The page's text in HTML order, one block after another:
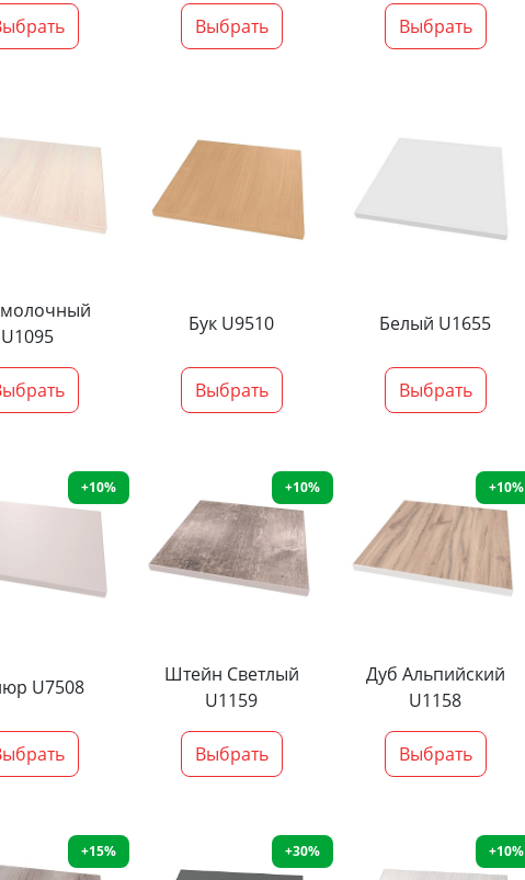
Выбрать Выбрать
U1095
Бук U9510
Выбрать
Белый U1655
Выбрать
+10%
U7508
+10%
Штейн Светлый
U1159
Выбрать
+10%
Дуб Альпийский
U1158
Выбрать
+15% +30% +10%